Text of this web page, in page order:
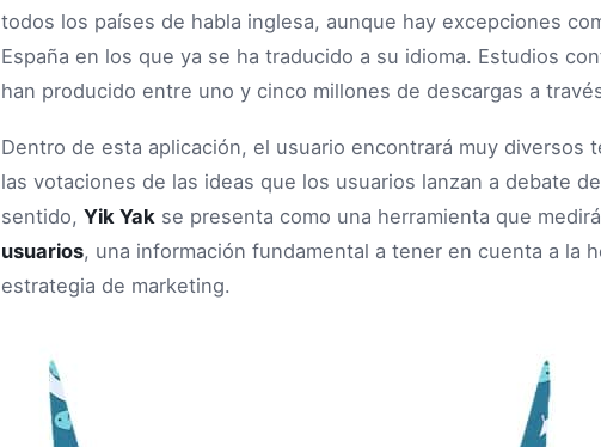
todos los países de habla inglesa, aunque hay excepciones
España en los que ya se ha traducido a su idioma. Estudios
han producido entre uno y cinco millones de descargas a
Dentro de esta aplicación, el usuario encontrará muy diversos
las votaciones de las ideas que los usuarios lanzan a debate
sentido, Yik Yak se presenta como una herramienta que
usuarios, una información fundamental a tener en cuenta a la
estrategia de marketing.